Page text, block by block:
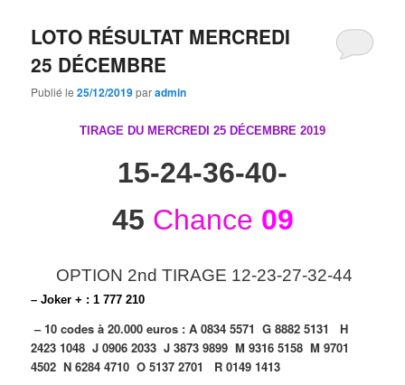
LOTO RÉSULTAT MERCREDI
25 DÉCEMBRE
Publié le25/12/2019paradmin
TIRAGE DU MERCREDI 25 DÉCEMBRE 2019
15-24-36-40-
45 Chance 09
OPTION 2nd TIRAGE 12-23-27-32-44
– Joker + : 1 777 210
– 10 codes à 20.000 euros :A 0834 5571G 8882 5131H
2423 1048J 0906 2033J 3873 9899M 9316 5158M 9701
4502N 6284 4710O 5137 2701 R 0149 1413